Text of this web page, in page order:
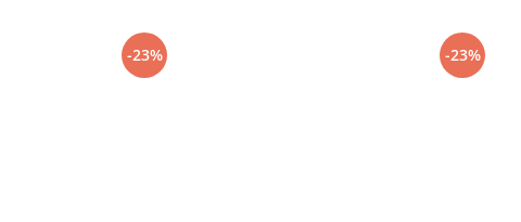
-23% -23%